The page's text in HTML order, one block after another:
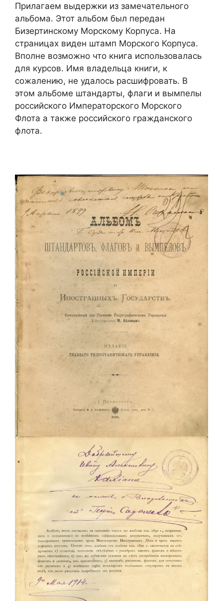
Прилагаем выдержки из замечательного
альбома. Этот альбом был передан
Бизертинскому Морскому Корпуса. На
страницах виден штамп Морского Корпуса.
Вполне возможно что книга использовалась
для курсов. Имя владельца книги, к
сожалению, не удалось расшифровать. В
этом альбоме штандарты, флаги и вымпелы
российского Императорского Морского
Флота а также российского гражданского
флота.